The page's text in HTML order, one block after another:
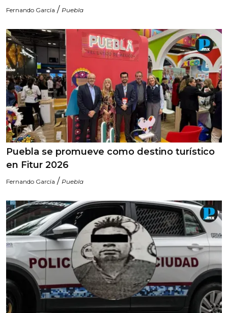
Fernando García / Puebla
Puebla se promueve como destino turístico
en Fitur 2026
Fernando García / Puebla